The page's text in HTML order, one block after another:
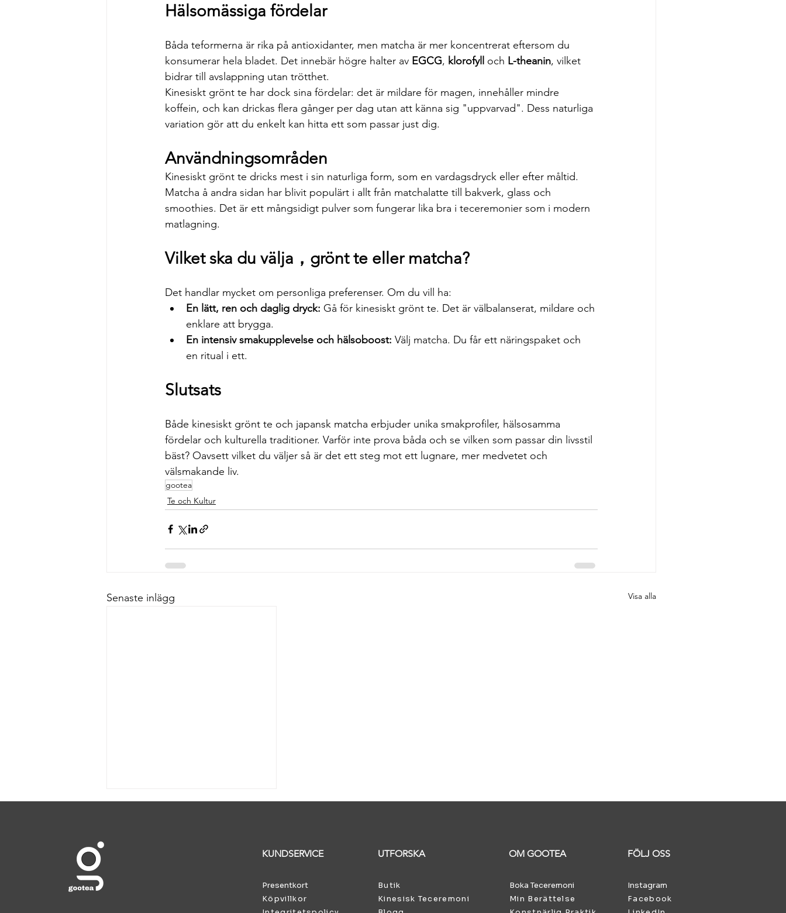
Hälsomässiga fördelar
Båda teformerna är rika på antioxidanter, men matcha är mer koncentrerat eftersom du
konsumerar hela bladet. Det innebär högre halter av EGCG, klorofyll och L-theanin, vilket
bidrar till avslappning utan trötthet.
Kinesiskt grönt te har dock sina fördelar: det är mildare för magen, innehåller mindre
koffein, och kan drickas flera gånger per dag utan att känna sig "uppvarvad". Dess naturliga
variation gör att du enkelt kan hitta ett som passar just dig.
Användningsområden
Kinesiskt grönt te dricks mest i sin naturliga form, som en vardagsdryck eller efter måltid.
Matcha å andra sidan har blivit populärt i allt från matchalatte till bakverk, glass och
smoothies. Det är ett mångsidigt pulver som fungerar lika bra i teceremonier som i modern
matlagning.
Vilket ska du välja， grönt te eller matcha?
Det handlar mycket om personliga preferenser. Om du vill ha:
En lätt, ren och daglig dryck: Gå för kinesiskt grönt te. Det är välbalanserat, mildare och
enklare att brygga.
En intensiv smakupplevelse och hälsoboost: Välj matcha. Du får ett näringspaket och
en ritual i ett.
Slutsats
Både kinesiskt grönt te och japansk matcha erbjuder unika smakprofiler, hälsosamma
fördelar och kulturella traditioner. Varför inte prova båda och se vilken som passar din livsstil
bäst? Oavsett vilket du väljer så är det ett steg mot ett lugnare, mer medvetet och
välsmakande liv.
gootea
Te och Kultur
Senaste inlägg Visa alla
KUNDSERVICE UTFORSKA
Presentkort
Köpvillkor
Butik
Kinesisk Teceremoni
OM GOOTEA
Boka Teceremoni
Min Berättelse
FÖLJ OSS
Instagram
Facebook